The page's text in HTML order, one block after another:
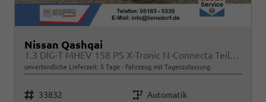
Nissan Qashqai
1.3 DIG-T MHEV 158 PS X-Tronic N-Connecta Teil-Leder PanoGlasdach Klimaautomatik Sitzheizung Lenkradheizung Navi ACC PDC v+h 360°Kamera DAB Bluetooth Touchscreen Apple CarPlay Android Auto 18"LM
unverbindliche Lieferzeit: 5 Tage Fahrzeug mit Tageszulassung
Fahrzeugnr. 33832 Getriebe Automatik